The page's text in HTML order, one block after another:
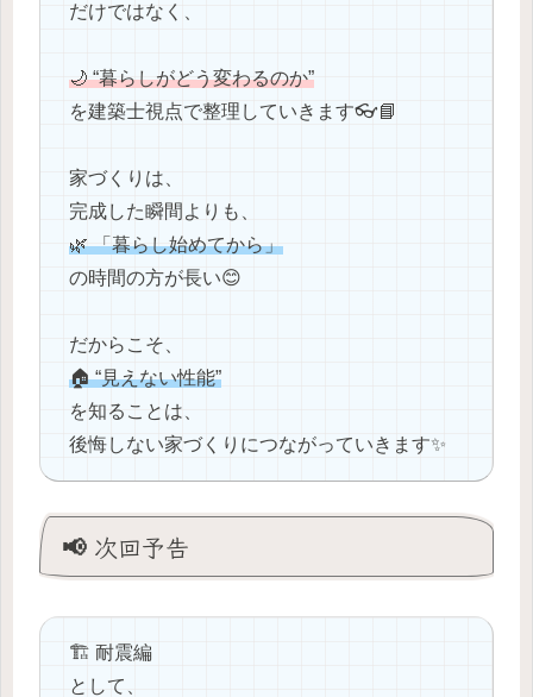
だけではなく、
🌙 “暮らしがどう変わるのか”
を建築士視点で整理していきます👓📘
家づくりは、
完成した瞬間よりも、
🌿 「暮らし始めてから」
の時間の方が長い😊
だからこそ、
🏠 “見えない性能”
を知ることは、
後悔しない家づくりにつながっていきます✨
📢 次回予告
🏗️ 耐震編
として、